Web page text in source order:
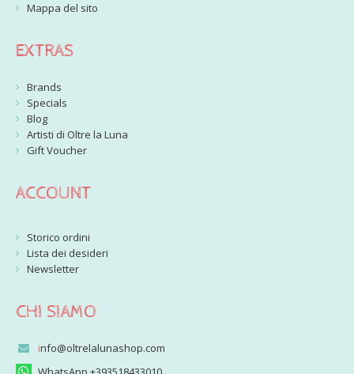
Mappa del sito
EXTRAS
Brands
Specials
Blog
Artisti di Oltre la Luna
Gift Voucher
ACCOUNT
Storico ordini
Lista dei desideri
Newsletter
CHI SIAMO
info@oltrelalunashop.com